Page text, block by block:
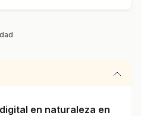
en naturaleza en